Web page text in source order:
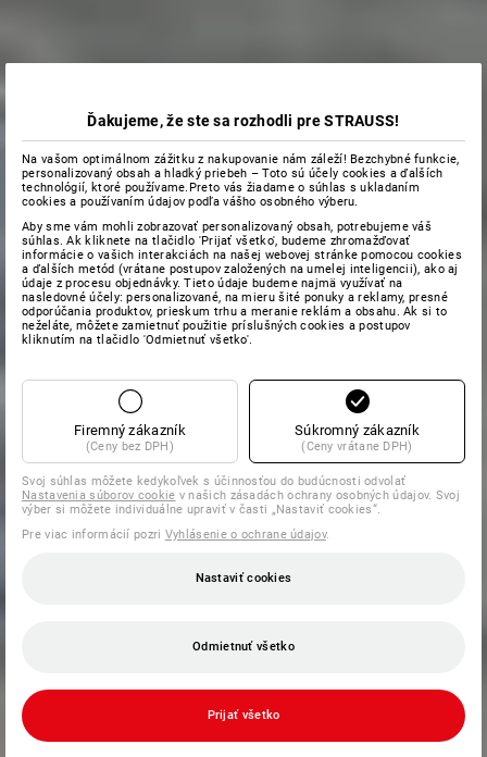
Ďakujeme, že ste sa rozhodli pre STRAUSS!
Na vašom optimálnom zážitku z nakupovanie nám záleží! Bezchybné funkcie,
personalizovaný obsah a hladký priebeh – Toto sú účely cookies a ďalších
technológií, ktoré používame.Preto vás žiadame o súhlas s ukladaním
cookies a používaním údajov podľa vášho osobného výberu.
Aby sme vám mohli zobrazovať personalizovaný obsah, potrebujeme váš
súhlas. Ak kliknete na tlačidlo 'Prijať všetko', budeme zhromažďovať
informácie o vašich interakciách na našej webovej stránke pomocou cookies
a ďalších metód (vrátane postupov založených na umelej inteligencii), ako aj
údaje z procesu objednávky. Tieto údaje budeme najmä využívať na
nasledovné účely: personalizované, na mieru šité ponuky a reklamy, presné
odporúčania produktov, prieskum trhu a meranie reklám a obsahu. Ak si to
neželáte, môžete zamietnuť použitie príslušných cookies a postupov
kliknutím na tlačidlo 'Odmietnuť všetko'.
Firemný zákazník
(Ceny bez DPH)
Súkromný zákazník
(Ceny vrátane DPH)
Svoj súhlas môžete kedykoľvek s účinnosťou do budúcnosti odvolať
Nastavenia súborov cookie v našich zásadách ochrany osobných údajov. Svoj
výber si môžete individuálne upraviť v časti „Nastaviť cookies“.
Pre viac informácií pozri Vyhlásenie o ochrane údajov.
Nastaviť cookies
Odmietnuť všetko
Prijať všetko